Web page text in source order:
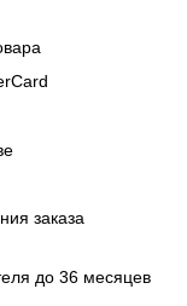
заказа
до 36 месяцев